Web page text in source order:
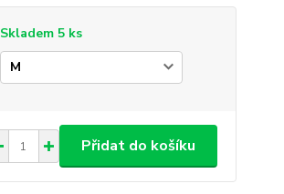
Skladem 5 ks
Přidat do košíku